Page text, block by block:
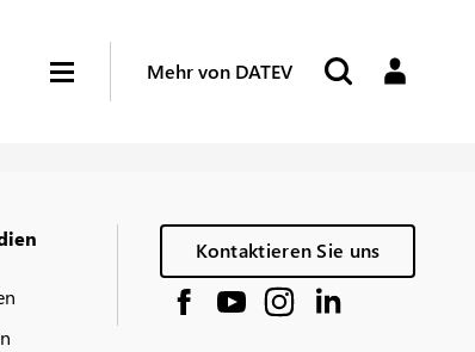
Mehr von DATEV
Kontaktieren Sie uns